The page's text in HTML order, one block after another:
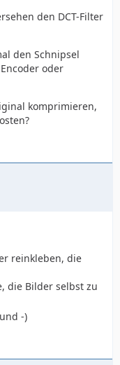
den DCT-Filter
den Schnipsel
oder
komprimieren,
reinkleben, die
die Bilder selbst zu
-)